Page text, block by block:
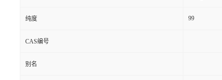
纯度 99
CAS编号
别名